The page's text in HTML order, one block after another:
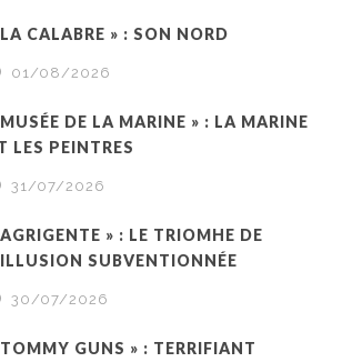
CALABRE » : SON NORD
01/08/2026
DE LA MARINE » : LA MARINE
LES PEINTRES
31/07/2026
» : LE TRIOMHE DE
SUBVENTIONNÉE
30/07/2026
GUNS » : TERRIFIANT